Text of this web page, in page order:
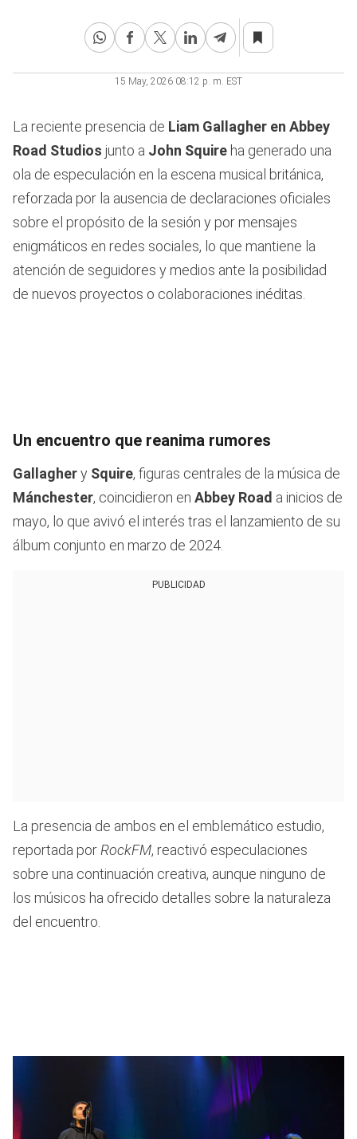
15 May, 2026 08:12 p. m. EST
La reciente presencia de Liam Gallagher en Abbey
Road Studios junto a John Squire ha generado una
ola de especulación en la escena musical británica,
reforzada por la ausencia de declaraciones oficiales
sobre el propósito de la sesión y por mensajes
enigmáticos en redes sociales, lo que mantiene la
atención de seguidores y medios ante la posibilidad
de nuevos proyectos o colaboraciones inéditas.
Un encuentro que reanima rumores
Gallaghery Squire, figuras centrales de la música de
Mánchester, coincidieron en Abbey Road a inicios de
mayo, lo que avivó el interés tras el lanzamiento de su
álbum conjunto en marzo de 2024.
PUBLICIDAD
La presencia de ambos en el emblemático estudio,
reportada porRockFM, reactivó especulaciones
sobre una continuación creativa, aunque ninguno de
los músicos ha ofrecido detalles sobre la naturaleza
del encuentro.